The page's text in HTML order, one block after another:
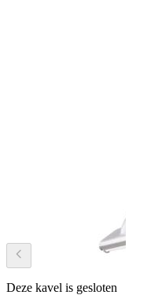
Deze kavel is gesloten